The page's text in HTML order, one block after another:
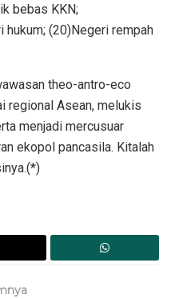
bebas KKN;
(20)Negeri rempah
theo-antro-eco
regional Asean, melukis
menjadi mercusuar
ekopol pancasila. Kitalah